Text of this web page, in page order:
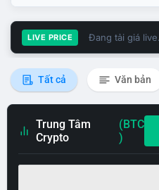
LIVE PRICE Đang tải giá
Tất cả Văn bản
Trung Tâm
Crypto
(BTC
)